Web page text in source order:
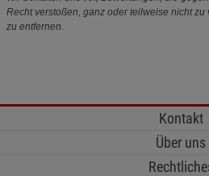
Recht verstoßen, ganz oder teilweise nicht
zu entfernen.
Kontakt
Über uns